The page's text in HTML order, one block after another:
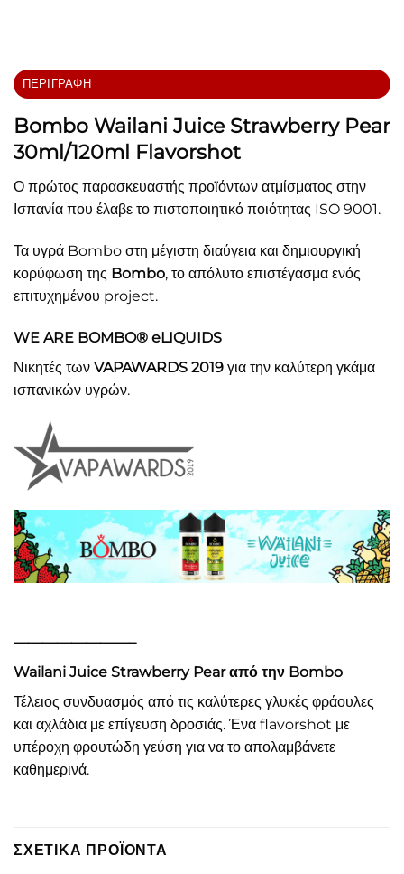
ΠΕΡΙΓΡΑΦΉ
Bombo Wailani Juice Strawberry Pear
30ml/120ml Flavorshot
Ο πρώτος παρασκευαστής προϊόντων ατμίσματος στην
Ισπανία που έλαβε το πιστοποιητικό ποιότητας ISO 9001.
Τα υγρά Bombo στη μέγιστη διαύγεια και δημιουργική
κορύφωση της Bombo, το απόλυτο επιστέγασμα ενός
επιτυχημένου project.
WE ARE BOMBO® eLIQUIDS
Νικητές των VAPAWARDS 2019 για την καλύτερη γκάμα
ισπανικών υγρών.
————————–
Wailani Juice Strawberry Pear από την Bombo
Τέλειος συνδυασμός από τις καλύτερες γλυκές φράουλες
και αχλάδια με επίγευση δροσιάς. Ένα flavorshot με
υπέροχη φρουτώδη γεύση για να το απολαμβάνετε
καθημερινά.
ΣΧΕΤΙΚΆ ΠΡΟΪΌΝΤΑ